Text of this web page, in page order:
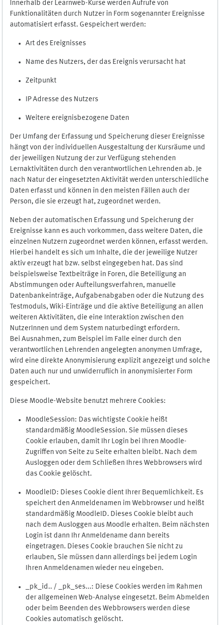
Innerhalb der Learnweb-Kurse werden Aufrufe von
Funktionalitäten durch Nutzer in Form sogenannter Ereignisse
automatisiert erfasst. Gespeichert werden:
Art des Ereignisses
Name des Nutzers, der das Ereignis verursacht hat
Zeitpunkt
IP Adresse des Nutzers
Weitere ereignisbezogene Daten
Der Umfang der Erfassung und Speicherung dieser Ereignisse
hängt von der individuellen Ausgestaltung der Kursräume und
der jeweiligen Nutzung der zur Verfügung stehenden
Lernaktivitäten durch den verantwortlichen Lehrenden ab. Je
nach Natur der eingesetzten Aktivität werden unterschiedliche
Daten erfasst und können in den meisten Fällen auch der
Person, die sie erzeugt hat, zugeordnet werden.
Neben der automatischen Erfassung und Speicherung der
Ereignisse kann es auch vorkommen, dass weitere Daten, die
einzelnen Nutzern zugeordnet werden können, erfasst werden.
Hierbei handelt es sich um Inhalte, die der jeweilige Nutzer
aktiv erzeugt hat bzw. selbst eingegeben hat. Das sind
beispielsweise Textbeiträge in Foren, die Beteiligung an
Abstimmungen oder Aufteilungsverfahren, manuelle
Datenbankeinträge, Aufgabenabgaben oder die Nutzung des
Testmoduls, Wiki-Einträge und die aktive Beteiligung an allen
weiteren Aktivitäten, die eine Interaktion zwischen den
NutzerInnen und dem System naturbedingt erfordern.
Bei Ausnahmen, zum Beispiel im Falle einer durch den
verantwortlichen Lehrenden angelegten anonymen Umfrage,
wird eine direkte Anonymisierung explizit angezeigt und solche
Daten auch nur und unwiderruflich in anonymisierter Form
gespeichert.
Diese Moodle-Website benutzt mehrere Cookies:
MoodleSession: Das wichtigste Cookie heißt
standardmäßig MoodleSession. Sie müssen dieses
Cookie erlauben, damit Ihr Login bei Ihren Moodle-
Zugriffen von Seite zu Seite erhalten bleibt. Nach dem
Ausloggen oder dem Schließen Ihres Webbrowsers wird
das Cookie gelöscht.
MoodleID: Dieses Cookie dient Ihrer Bequemlichkeit. Es
speichert den Anmeldenamen im Webbrowser und heißt
standardmäßig MoodleID. Dieses Cookie bleibt auch
nach dem Ausloggen aus Moodle erhalten. Beim nächsten
Login ist dann Ihr Anmeldename dann bereits
eingetragen. Dieses Cookie brauchen Sie nicht zu
erlauben, Sie müssen dann allerdings bei jedem Login
Ihren Anmeldenamen wieder neu eingeben.
_pk_id.. / _pk_ses...: Diese Cookies werden im Rahmen
der allgemeinen Web-Analyse eingesetzt. Beim Abmelden
oder beim Beenden des Webbrowsers werden diese
Cookies automatisch gelöscht.